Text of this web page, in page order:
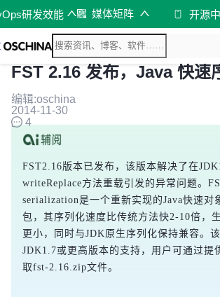
研发效能 媒体矩阵 开源
FST 2.16 发布，Java 快速
编辑:oschina
2014-11-30
4
FST2.16版本已发布，该版本解决了在
writeReplace方法重载引发的异常问题。
serialization是一个重新实现的Java快速对
包，其序列化速度比传统方法快2-10倍，
更小，同时与JDK原生序列化保持兼容。
JDK1.7或更高版本的支持，用户可通过提
取fst-2.16.zip文件。